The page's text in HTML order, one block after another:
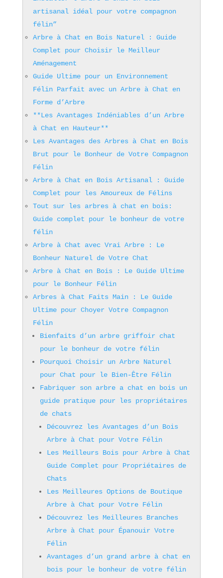
artisanal idéal pour votre compagnon
félin”
Arbre à Chat en Bois Naturel : Guide
Complet pour Choisir le Meilleur
Aménagement
Guide Ultime pour un Environnement
Félin Parfait avec un Arbre à Chat en
Forme d’Arbre
**Les Avantages Indéniables d’un Arbre
à Chat en Hauteur**
Les Avantages des Arbres à Chat en Bois
Brut pour le Bonheur de Votre Compagnon
Félin
Arbre à Chat en Bois Artisanal : Guide
Complet pour les Amoureux de Félins
Tout sur les arbres à chat en bois:
Guide complet pour le bonheur de votre
félin
Arbre à Chat avec Vrai Arbre : Le
Bonheur Naturel de Votre Chat
Arbre à Chat en Bois : Le Guide Ultime
pour le Bonheur Félin
Arbres à Chat Faits Main : Le Guide
Ultime pour Choyer Votre Compagnon
Félin
Bienfaits d’un arbre griffoir chat
pour le bonheur de votre félin
Pourquoi Choisir un Arbre Naturel
pour Chat pour le Bien-Être Félin
Fabriquer son arbre a chat en bois un
guide pratique pour les propriétaires
de chats
Découvrez les Avantages d’un Bois
Arbre à Chat pour Votre Félin
Les Meilleurs Bois pour Arbre à Chat
Guide Complet pour Propriétaires de
Chats
Les Meilleures Options de Boutique
Arbre à Chat pour Votre Félin
Découvrez les Meilleures Branches
Arbre à Chat pour Épanouir Votre
Félin
Avantages d’un grand arbre à chat en
bois pour le bonheur de votre félin